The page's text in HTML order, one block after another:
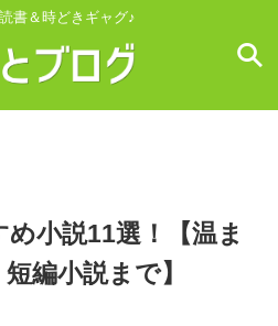
書＆時どきギャグ♪
小説11選！【温ま
編小説まで】